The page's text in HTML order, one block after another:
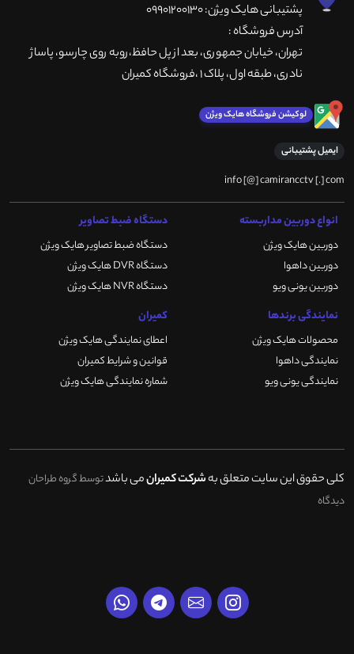
پشتیبانی هایک ویژن: 09901200130
آدرس فروشگاه :
تهران، خيابان جمهوری، بعد از پل حافظ،روبه روی چارسو، پاساژ
نادری، طبقه اول، پلاک 1 ،فروشگاه کمیران
لوکیشن فروشگاه هایک ویژن
ایمیل پشتیبانی
info [@] camirancctv [.] com
انواع دوربین مداربسته
دوربین هایک ویژن
دوربین داهوا
دوربین یونی ویو
دستگاه ضبط تصاویر
دستگاه ضبط تصاویر هایک ویژن
دستگاه DVR هایک ویژن
دستگاه NVR هایک ویژن
نمایندگی برندها
محصولات هایک ویژن
نمایندگی داهوا
نمایندگی یونی ویو
کمیران
اعطای نمایندگی هایک ویژن
قوانین و شرایط کمیران
شماره نمایندگی هایک ویژن
کلی حقوق این سایت متعلق بهشرکت کمیرانمی باشدتوسط گروه طراحان
دیدگاه